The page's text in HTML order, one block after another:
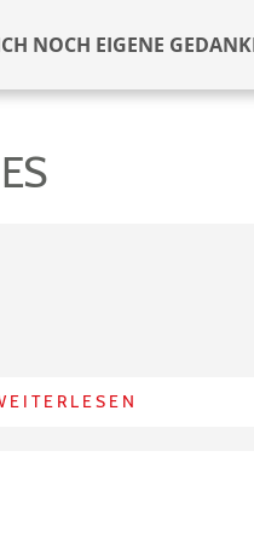
NOCH EIGENE